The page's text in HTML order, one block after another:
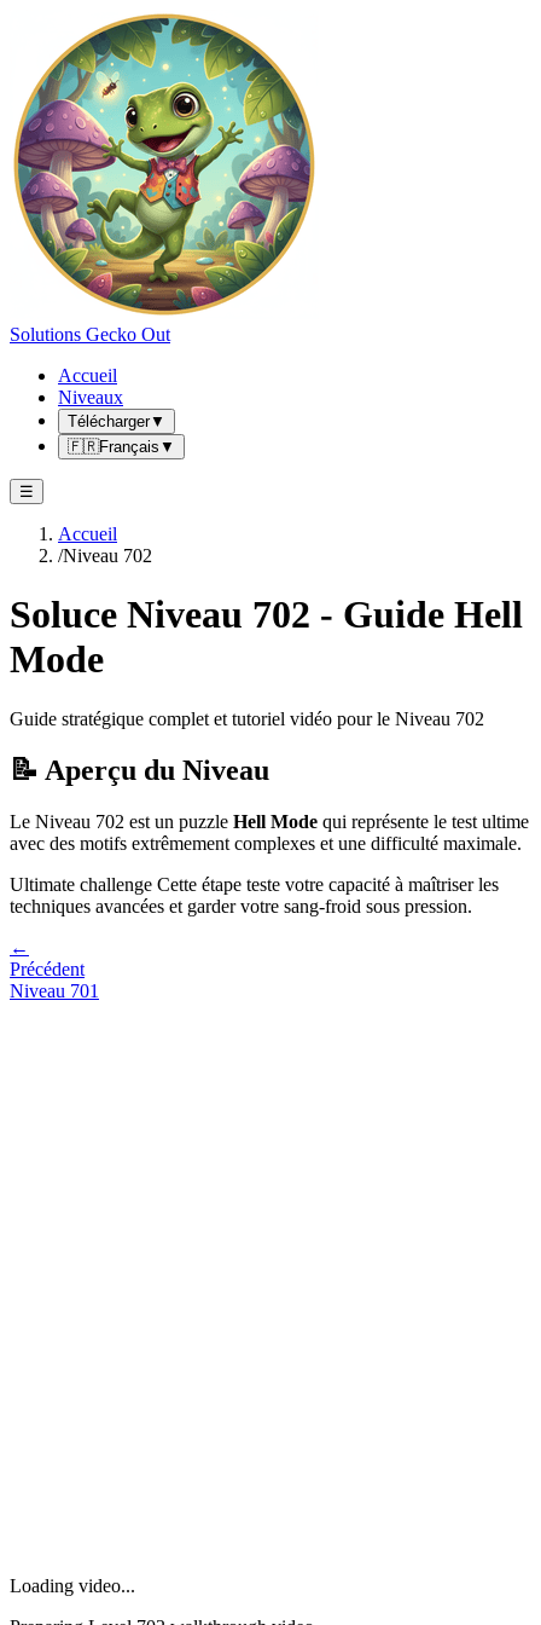
Solutions Gecko Out
Accueil
Niveaux
Télécharger▼
🇫🇷Français ▼
☰
Accueil
/Niveau 702
Soluce Niveau 702 - Guide Hell
Mode
Guide stratégique complet et tutoriel vidéo pour le Niveau 702
📝 Aperçu du Niveau
Le Niveau 702 est un puzzle Hell Mode qui représente le test ultime
avec des motifs extrêmement complexes et une difficulté maximale.
Ultimate challenge Cette étape teste votre capacité à maîtriser les
techniques avancées et garder votre sang-froid sous pression.
←
Précédent
Niveau 701
Loading video...